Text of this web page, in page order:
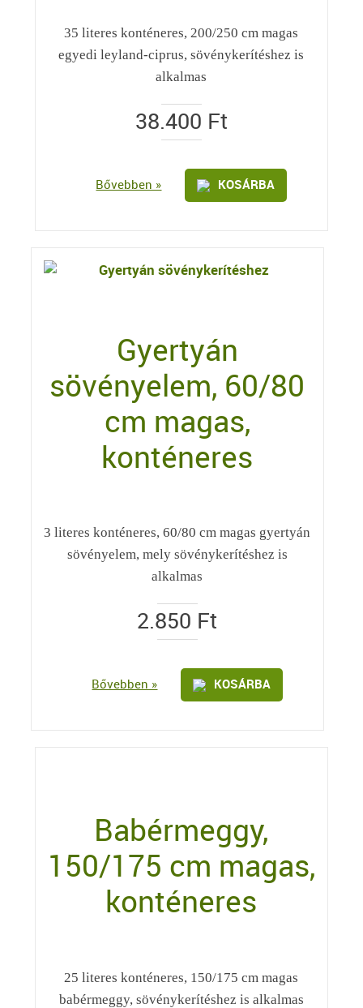
35 literes konténeres, 200/250 cm magas
egyedi leyland-ciprus, sövénykerítéshez is
alkalmas
38.400 Ft
Bővebben » KOSÁRBA
Gyertyán
sövényelem, 60/80
cm magas,
konténeres
3 literes konténeres, 60/80 cm magas gyertyán
sövényelem, mely sövénykerítéshez is
alkalmas
2.850 Ft
Bővebben » KOSÁRBA
Babérmeggy,
150/175 cm magas,
konténeres
25 literes konténeres, 150/175 cm magas
babérmeggy, sövénykerítéshez is alkalmas